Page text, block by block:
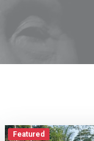
Featured